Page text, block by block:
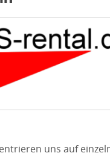
uns auf